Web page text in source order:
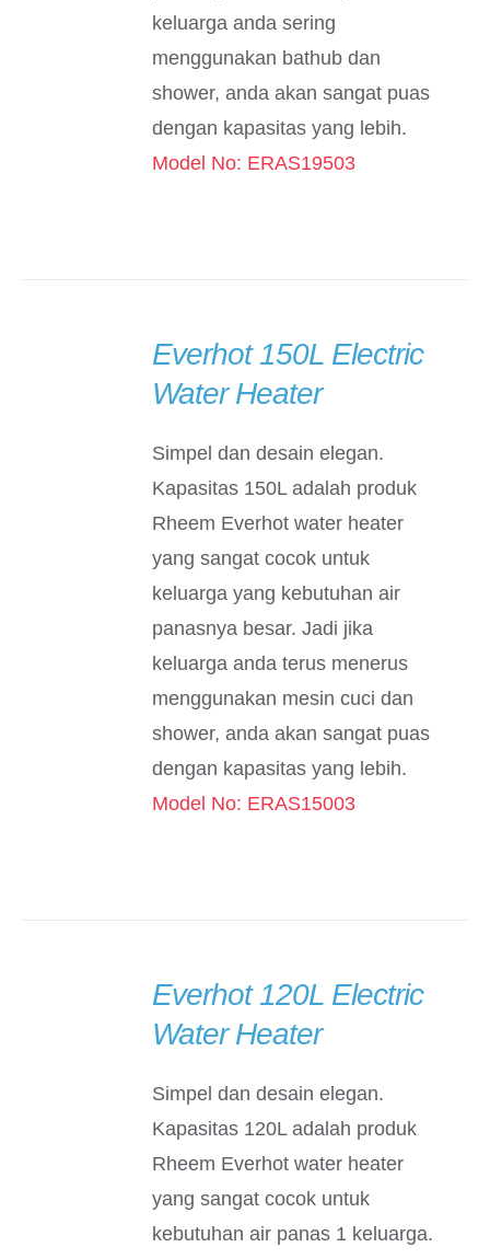
keluarga anda sering
menggunakan bathub dan
shower, anda akan sangat puas
dengan kapasitas yang lebih.
Model No: ERAS19503
Everhot 150L Electric
Water Heater
Simpel dan desain elegan.
Kapasitas 150L adalah produk
Rheem Everhot water heater
yang sangat cocok untuk
keluarga yang kebutuhan air
panasnya besar. Jadi jika
keluarga anda terus menerus
menggunakan mesin cuci dan
shower, anda akan sangat puas
dengan kapasitas yang lebih.
Model No: ERAS15003
Everhot 120L Electric
Water Heater
Simpel dan desain elegan.
Kapasitas 120L adalah produk
Rheem Everhot water heater
yang sangat cocok untuk
kebutuhan air panas 1 keluarga.